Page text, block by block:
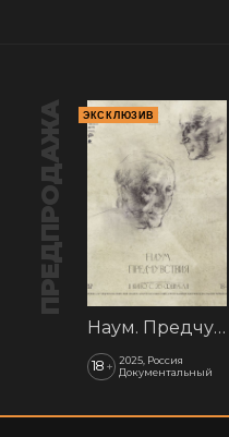
ПРЕДПРОДАЖА ЭКСКЛЮЗИВ
Наум. Предчувствия
18 + 2025, Россия
Документальный